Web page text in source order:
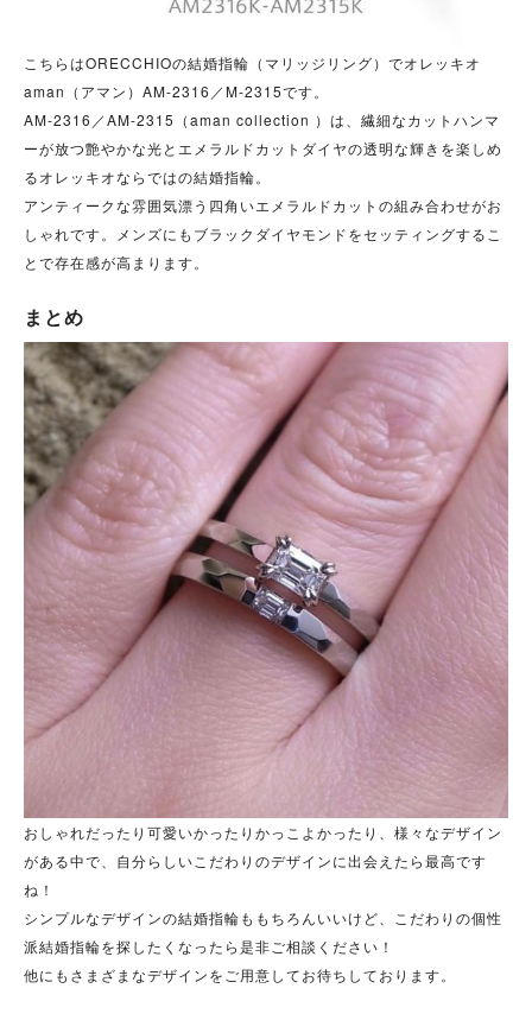
こちらはORECCHIOの結婚指輪（マリッジリング）でオレッキオ
aman（アマン）AM‐2316／M‐2315です。
AM-2316／AM-2315（aman collection ）は、繊細なカットハンマ
ーが放つ艶やかな光とエメラルドカットダイヤの透明な輝きを楽しめ
るオレッキオならではの結婚指輪。
アンティークな雰囲気漂う四角いエメラルドカットの組み合わせがお
しゃれです。メンズにもブラックダイヤモンドをセッティングするこ
とで存在感が高まります。
まとめ
おしゃれだったり可愛いかったりかっこよかったり、様々なデザイン
がある中で、自分らしいこだわりのデザインに出会えたら最高です
ね！
シンプルなデザインの結婚指輪ももちろんいいけど、こだわりの個性
派結婚指輪を探したくなったら是非ご相談ください！
他にもさまざまなデザインをご用意してお待ちしております。